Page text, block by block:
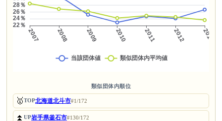
類似団体内順位
🥇TOP北海道北斗市#1/172
⏫UP岩手県釜石市#130/172